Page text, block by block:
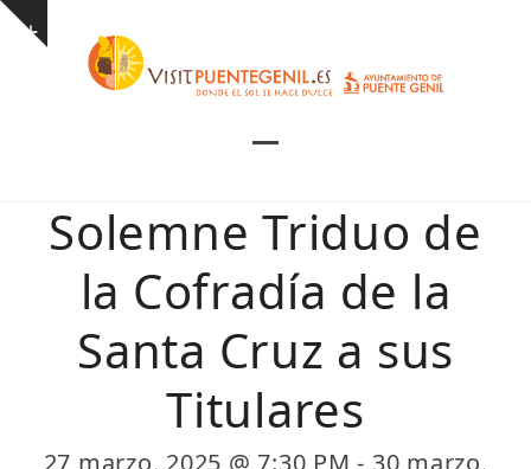
Skip
Show
mobile
menu
mobile
menu
Solemne Triduo de
la Cofradía de la
Santa Cruz a sus
Titulares
27 marzo, 2025 @ 7:30 PM - 30 marzo,